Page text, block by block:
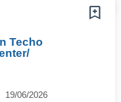
Techo
19/06/2026